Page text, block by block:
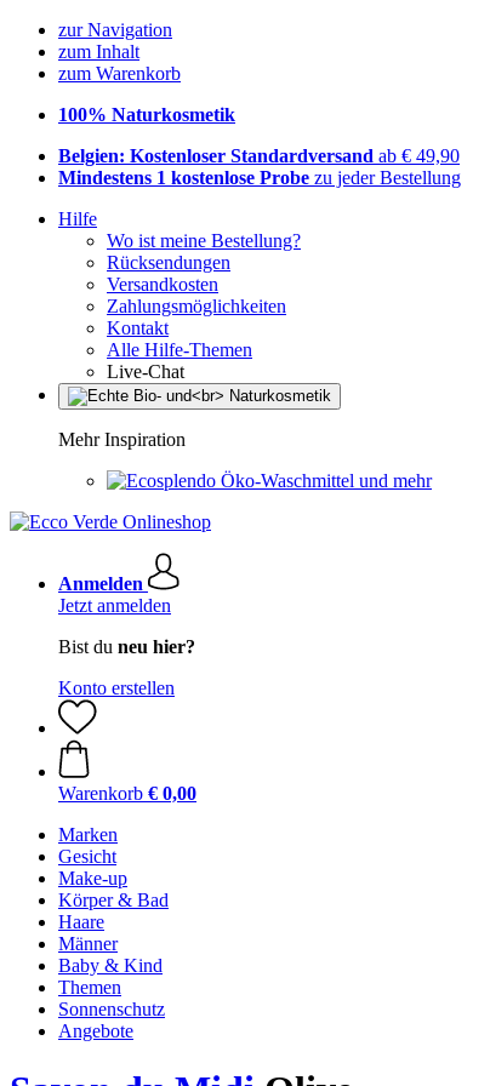
zur Navigation
zum Inhalt
zum Warenkorb
100% Naturkosmetik
Belgien: Kostenloser Standardversand ab € 49,90
Mindestens 1 kostenlose Probe zu jeder Bestellung
Hilfe
Wo ist meine Bestellung?
Rücksendungen
Versandkosten
Zahlungsmöglichkeiten
Kontakt
Alle Hilfe-Themen
Live-Chat
Mehr Inspiration
Öko-Waschmittel und mehr
Anmelden
Jetzt anmelden
Bist du neu hier?
Konto erstellen
Warenkorb € 0,00
Marken
Gesicht
Make-up
Körper & Bad
Haare
Männer
Baby & Kind
Themen
Sonnenschutz
Angebote